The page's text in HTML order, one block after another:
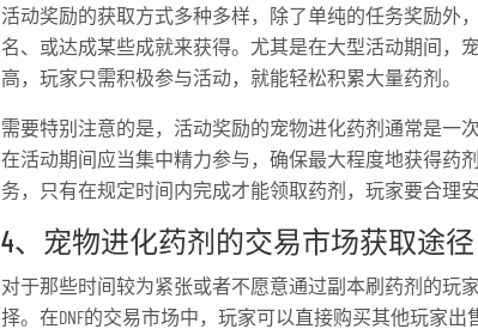
活动奖励的获取方式多种多样，除了单纯的任务奖励外
名、或达成某些成就来获得。尤其是在大型活动期间，
高，玩家只需积极参与活动，就能轻松积累大量药剂。
需要特别注意的是，活动奖励的宠物进化药剂通常是一
在活动期间应当集中精力参与，确保最大程度地获得药
务，只有在规定时间内完成才能领取药剂，玩家要合理
4、宠物进化药剂的交易市场获取途径
对于那些时间较为紧张或者不愿意通过副本刷药剂的玩
择。在DNF的交易市场中，玩家可以直接购买其他玩家